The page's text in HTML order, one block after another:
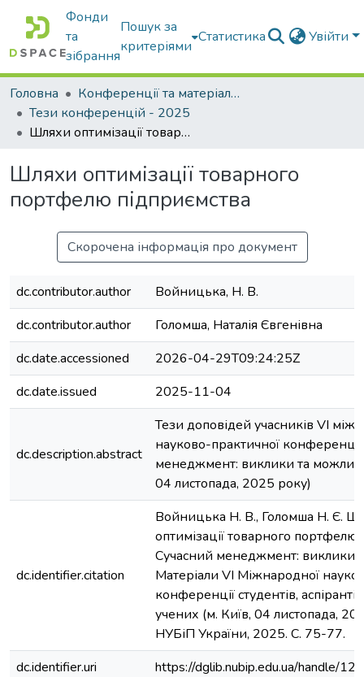
Фонди
та
зібрання
Пошук за
критеріями
Статистика Увійти
Головна
Конференції та матеріали конференцій
Тези конференцій - 2025
Шляхи оптимізації товарного портфелю підприємства
Шляхи оптимізації товарного
портфелю підприємства
Скорочена інформація про документ
dc.contributor.author
Войницька, Н. В.
dc.contributor.author
Голомша, Наталія Євгенівна
dc.date.accessioned
2026-04-29T09:24:25Z
dc.date.issued
2025-11-04
dc.description.abstract
Тези доповідей учасників VI
науково-практичної
менеджмент: виклики та
04 листопада, 2025 року)
dc.identifier.citation
Войницька Н. В., Голомша Н. Є.
оптимізації товарного портфелю
Cучасний менеджмент: виклики
Матеріали VІ Міжнародної
конференції студентів,
учених (м. Київ, 04 листопада,
НУБіП України, 2025. C. 75-77.
dc.identifier.uri
https://dglib.nubip.edu.ua/handle/